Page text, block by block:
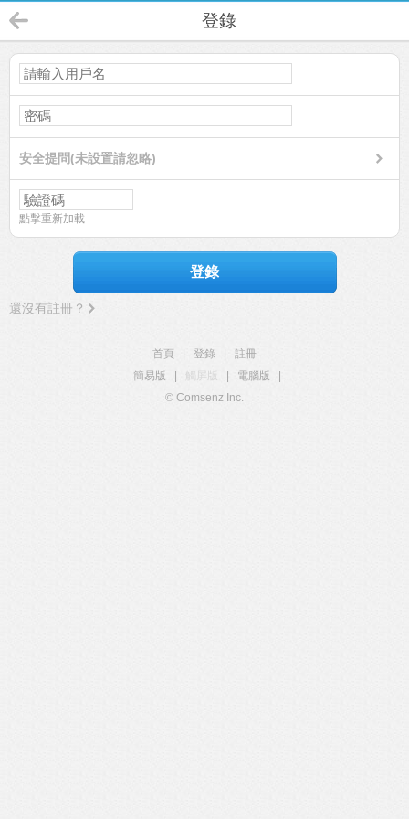
登錄
安全提問(未設置請忽略)
點擊重新加載
登錄
還沒有註冊？
首頁 登錄
註冊
簡易版
觸屏版 電腦版
© Comsenz Inc.